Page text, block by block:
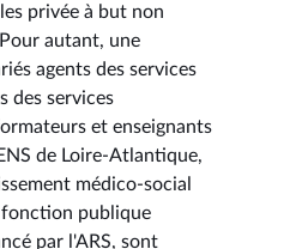
privée à but non
autant, une
agents des services
des services
et enseignants
de Loire-Atlantique,
médico-social
publique
par l'ARS, sont